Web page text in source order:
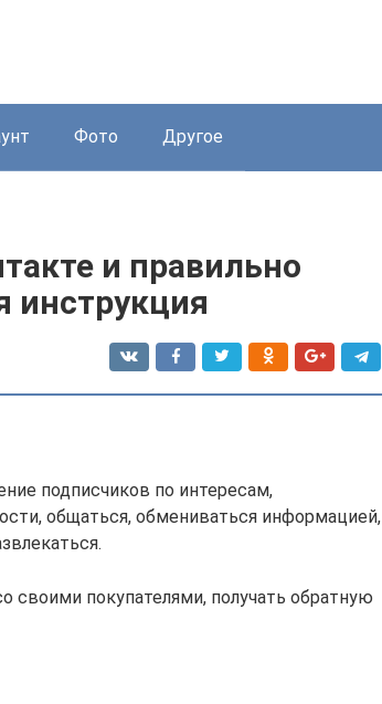
Фото Другое
и правильно
инструкция
подписчиков по интересам,
общаться, обмениваться информацией,
своими покупателями, получать обратную